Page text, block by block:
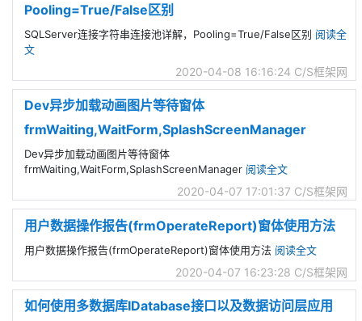
Pooling=True/False区别
SQLServer连接字符串连接池详解，Pooling=True/False区别 阅读全
文
2020-04-08 16:16:24 C/S框架网
Dev异步加载动画图片等待窗体
frmWaiting,WaitForm,SplashScreenManager
Dev异步加载动画图片等待窗体
frmWaiting,WaitForm,SplashScreenManager 阅读全文
2020-04-07 17:01:37 C/S框架网
用户数据操作报告(frmOperateReport)窗体使用方法
用户数据操作报告(frmOperateReport)窗体使用方法 阅读全文
2020-04-07 16:23:28 C/S框架网
如何使用多数据库IDatabase接口以及数据访问层应用